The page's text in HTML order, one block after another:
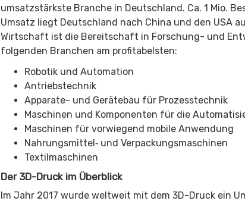
umsatzstärkste Branche in Deutschland. Ca. 1 Mio.
Umsatz liegt Deutschland nach China und den USA
Wirtschaft ist die Bereitschaft in Forschung- und
folgenden Branchen am profitabelsten:
Robotik und Automation
Antriebstechnik
Apparate- und Gerätebau für Prozesstechnik
Maschinen und Komponenten für die
Maschinen für vorwiegend mobile Anwendung
Nahrungsmittel‐ und Verpackungsmaschinen
Textilmaschinen
Der 3D-Druck im Überblick
Im Jahr 2017 wurde weltweit mit dem 3D-Druck ein